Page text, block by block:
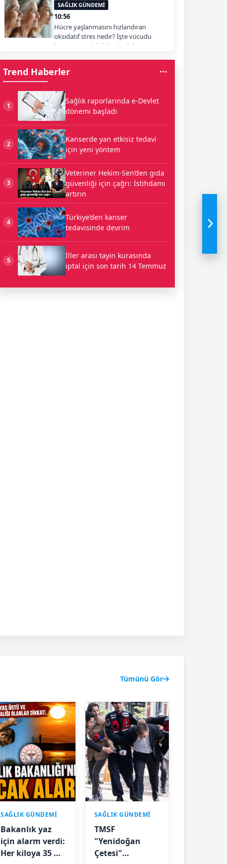
SAĞLIK GÜNDEMİ
10:56
Hücre yaşlanmasını hızlandıran
oksidatif stres nedir? İşte vücudu
koruyan antioksidan besinler
Trend Haberler
1
Sağlık raporlarında e-Devlet
dönemi başladı
2
Kanserde yan etkisiz tedavi
için yeni yöntem
3
Veteriner Hekim-Sen’den gıda
güvenliği için çağrı: İstihdamı
artırın
4
Türkiye’den kanser
tedavisinde devrim
5
İller arası tayin kurasında
iptal için son tarih 14 Temmuz
Tümünü Gör
SAĞLIK GÜNDEMİ
Bakanlık yaz
için alarm verdi:
Her kiloya 35 ml
SAĞLIK GÜNDEMİ
TMSF
"Yenidoğan
Çetesi"